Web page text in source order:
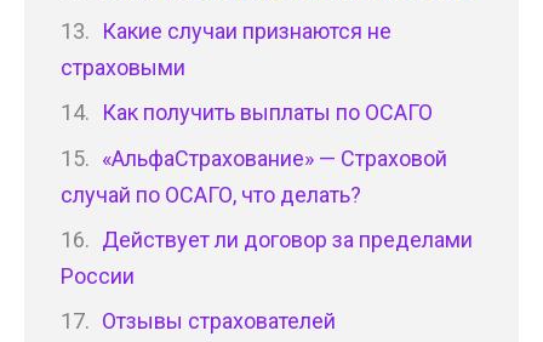
Какие случаи признаются не
страховыми
Как получить выплаты по ОСАГО
«АльфаСтрахование» — Страховой
случай по ОСАГО, что делать?
Действует ли договор за пределами
России
Отзывы страхователей